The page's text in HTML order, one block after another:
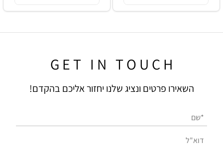
G E T I N T O U C H
השאירו פרטים ונציג שלנו יחזור אליכם בהקדם!